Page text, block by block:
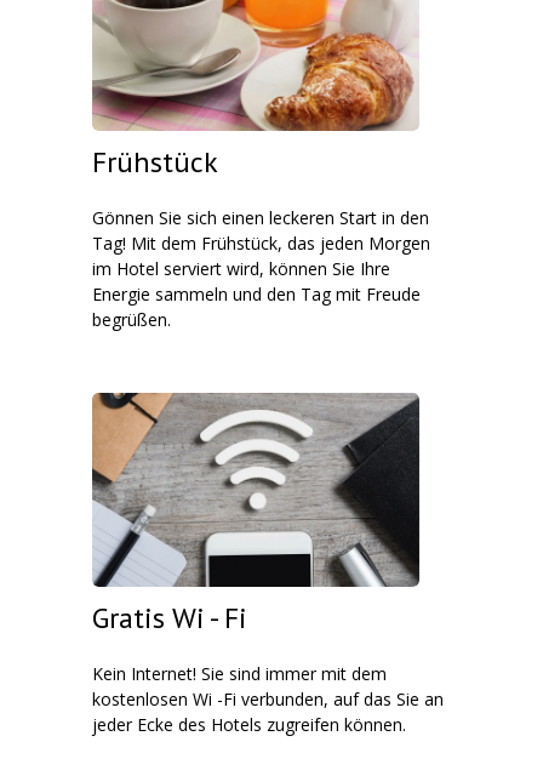
Frühstück
Gönnen Sie sich einen leckeren Start in den
Tag! Mit dem Frühstück, das jeden Morgen
im Hotel serviert wird, können Sie Ihre
Energie sammeln und den Tag mit Freude
begrüßen.
Gratis Wi - Fi
Kein Internet! Sie sind immer mit dem
kostenlosen Wi -Fi verbunden, auf das Sie an
jeder Ecke des Hotels zugreifen können.